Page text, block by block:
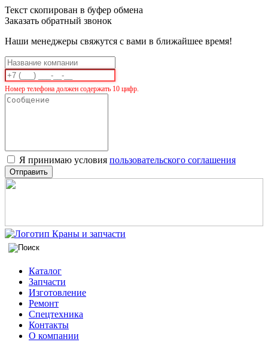
Текст скопирован в буфер обмена
Заказать обратный звонок
Наши менеджеры свяжутся с вами в ближайшее время!
Номер телефона должен содержать 10 цифр.
Я принимаю условия пользовательского соглашения
Отправить
Каталог
Запчасти
Изготовление
Ремонт
Спецтехника
Контакты
О компании